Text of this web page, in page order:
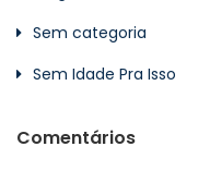
Sem categoria
Sem Idade Pra Isso
Comentários